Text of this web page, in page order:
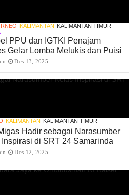
KALIMANTAN KALIMANTAN TIMUR
PPU dan IGTKI Penajam
Gelar Lomba Melukis dan Puisi
Des 13, 2025
KALIMANTAN KALIMANTAN TIMUR
Hadir sebagai Narasumber
Inspirasi di SRT 24 Samarinda
Des 12, 2025